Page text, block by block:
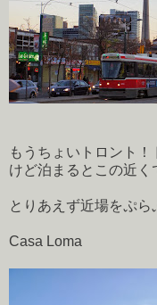
もうちょいトロント
けど泊まるとこの近く
とりあえず近場をぷら
Casa Loma